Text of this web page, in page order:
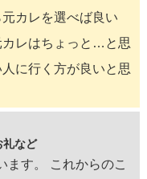
カレを選べば良い
カレはちょっと…と思
に行く方が良いと思
礼など
ます。 これからのこ